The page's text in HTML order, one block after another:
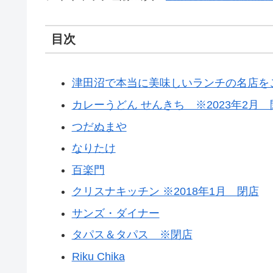
目次
津田沼で本当に美味しいランチの名店を
カレーうどん せんきち ※2023年2月
つだぬまや
なりたけ
百楽門
クリスナキッチン ※2018年1月 閉店
サンズ・ダイナー
タパス＆タパス ※閉店
Riku Chika